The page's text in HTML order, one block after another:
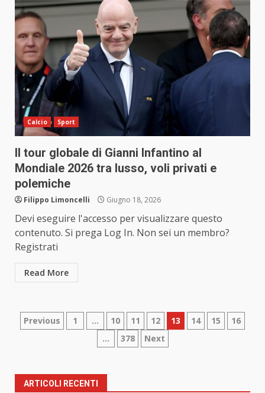
Calcio Sport
Il tour globale di Gianni Infantino al
Mondiale 2026 tra lusso, voli privati e
polemiche
Filippo Limoncelli Giugno 18, 2026
Devi eseguire l'accesso per visualizzare questo
contenuto. Si prega Log In. Non sei un membro?
Registrati
Read More
Paginazione
articoli
Previous 1 … 10 11 12 13 14 15
16
…
378 Next
ARTICOLI RECENTI